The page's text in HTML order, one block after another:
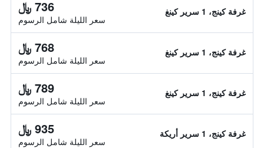
غرفة كينج، 1 سرير كينغ 736 ﷼
سعر الليلة شامل الرسوم
غرفة كينج، 1 سرير كينغ 768 ﷼
سعر الليلة شامل الرسوم
غرفة كينج، 1 سرير كينغ 789 ﷼
سعر الليلة شامل الرسوم
غرفة كينج، 1 سرير أريكة 935 ﷼
سعر الليلة شامل الرسوم